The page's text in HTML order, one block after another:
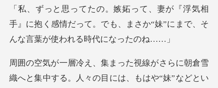
「私、ずっ
朝倉雪
織へと集中する。人々の目には、もはや